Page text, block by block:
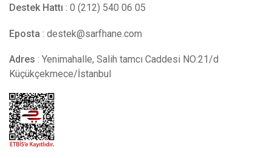
Destek Hattı : 0 (212) 540 06 05
Eposta : destek@sarfhane.com
Adres : Yenimahalle, Salih tamcı Caddesi NO:21/d
Küçükçekmece/İstanbul